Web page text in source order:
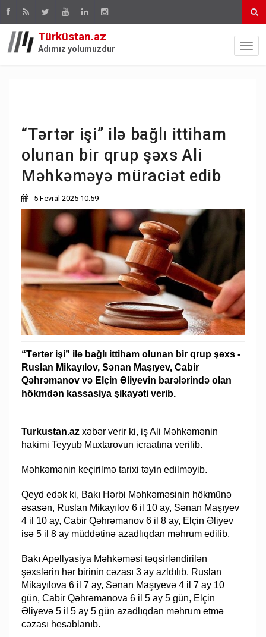
Türküstan.az
Adımız yolumuzdur
“Tərtər işi” ilə bağlı ittiham
olunan bir qrup şəxs Ali
Məhkəməyə müraciət edib
5 Fevral 2025 10:59
“Tərtər işi” ilə bağlı ittiham olunan bir qrup şəxs -
Ruslan Mikayılov, Sənan Maşıyev, Cabir
Qəhrəmanov və Elçin Əliyevin barələrində olan
hökmdən kassasiya şikayəti verib.
Turkustan.az xəbər verir ki, iş Ali Məhkəmənin
hakimi Teyyub Muxtarovun icraatına verilib.
Məhkəmənin keçirilmə tarixi təyin edilməyib.
Qeyd edək ki, Bakı Hərbi Məhkəməsinin hökmünə
əsasən, Ruslan Mikayılov 6 il 10 ay, Sənan Maşıyev
4 il 10 ay, Cabir Qəhrəmanov 6 il 8 ay, Elçin Əliyev
isə 5 il 8 ay müddətinə azadlıqdan məhrum edilib.
Bakı Apellyasiya Məhkəməsi təqsirləndirilən
şəxslərin hər birinin cəzası 3 ay azldılıb. Ruslan
Mikayılova 6 il 7 ay, Sənan Maşıyevə 4 il 7 ay 10
gün, Cabir Qəhrəmanova 6 il 5 ay 5 gün, Elçin
Əliyevə 5 il 5 ay 5 gün azadlıqdan məhrum etmə
cəzası hesablanıb.